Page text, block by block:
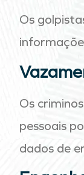
Os
Os
pessoais
dados de